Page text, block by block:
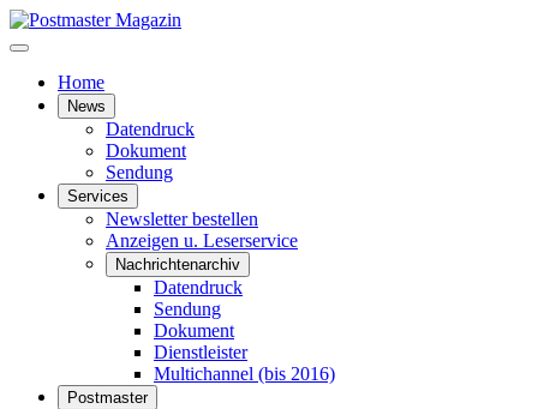
Home
News
Datendruck
Dokument
Sendung
Services
Newsletter bestellen
Anzeigen u. Leserservice
Nachrichtenarchiv
Datendruck
Sendung
Dokument
Dienstleister
Multichannel (bis 2016)
Postmaster